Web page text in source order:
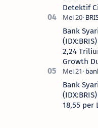
Detektif
Bank
2,24
Growth
Bank
18,55 per